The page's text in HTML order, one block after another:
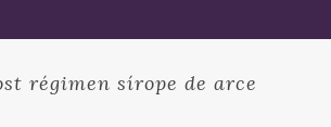
régimen sírope de arce